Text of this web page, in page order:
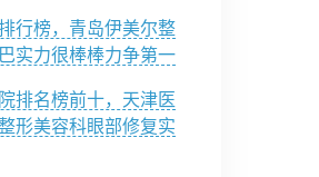
行榜，青岛伊美尔整
实力很棒棒力争第一
排名榜前十，天津医
形美容科眼部修复实